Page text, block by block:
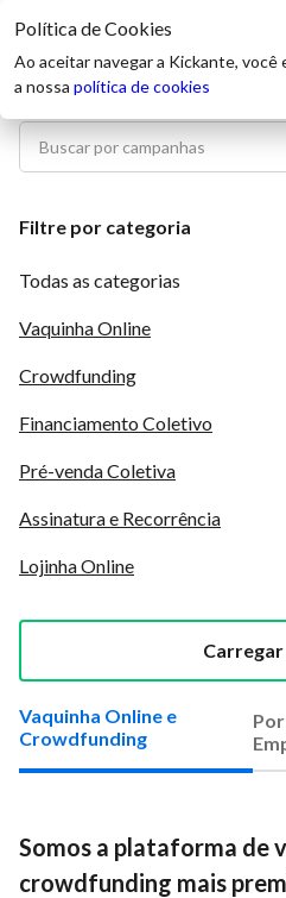
Vaquinha Online e
Crowdfunding
Somos a plataforma de
crowdfunding mais
Filtre por categoria
Todas as categorias
Vaquinha Online
Crowdfunding
Financiamento Coletivo
Pré-venda Coletiva
Assinatura e Recorrência
Lojinha Online
Carregar
Política de Cookies
Ao aceitar navegar a Kickante, você
a nossa política de cookies